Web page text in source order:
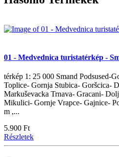
01 - Medvednica turistatérkép -
térkép 1: 25 000 Smand Podsused-
Toplice- Gornja Stubica- Goršcica-
Markuševacka Trnava- Gracani-
Mikulici- Gornje Vrapce- Gajnice-
m ,...
5.900 Ft
Részletek